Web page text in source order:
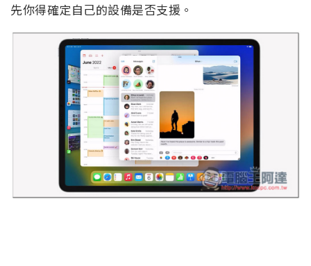
先你得確定自己的設備是否支援。